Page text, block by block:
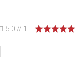
5.0 // 1